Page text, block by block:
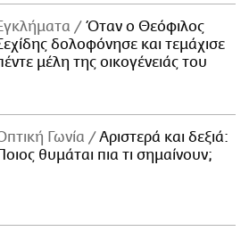
Όταν ο Θεόφιλος
δολοφόνησε και τεμάχισε
μέλη της οικογένειάς του
Γωνία
Αριστερά και δεξιά:
θυμάται πια τι σημαίνουν;